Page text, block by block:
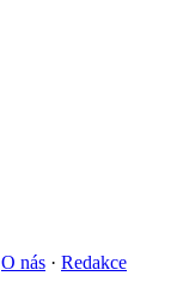
O nás · Redakce